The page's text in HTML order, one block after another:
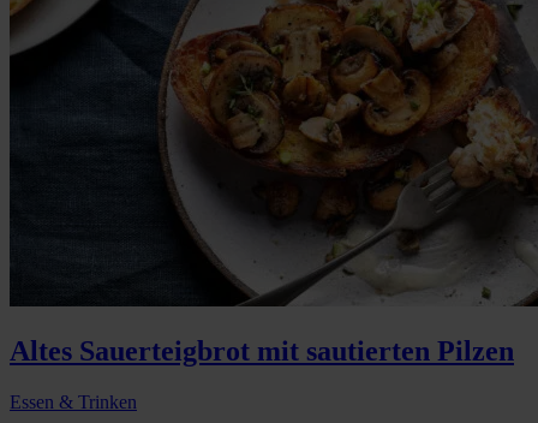
Altes Sauerteigbrot mit sautierten Pilzen
Essen & Trinken